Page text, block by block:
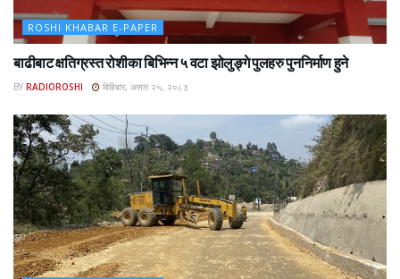
ROSHI KHABAR E-PAPER
बाढीबाट क्षतिग्रस्त रोशीका बिभिन्न ५ वटा झोलुङ्गे पुलहरु पुननिर्माण हुने
BY RADIOROSHI बिहिबार, असार २५, २०८३